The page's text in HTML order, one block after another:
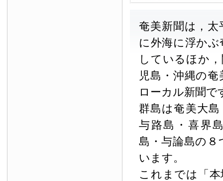
奄美新聞は，
に外海に浮か
しているほか
児島・沖縄の
ローカル新聞で
群島は奄美大
与路島・喜界
島・与論島の
います。
これまでは「